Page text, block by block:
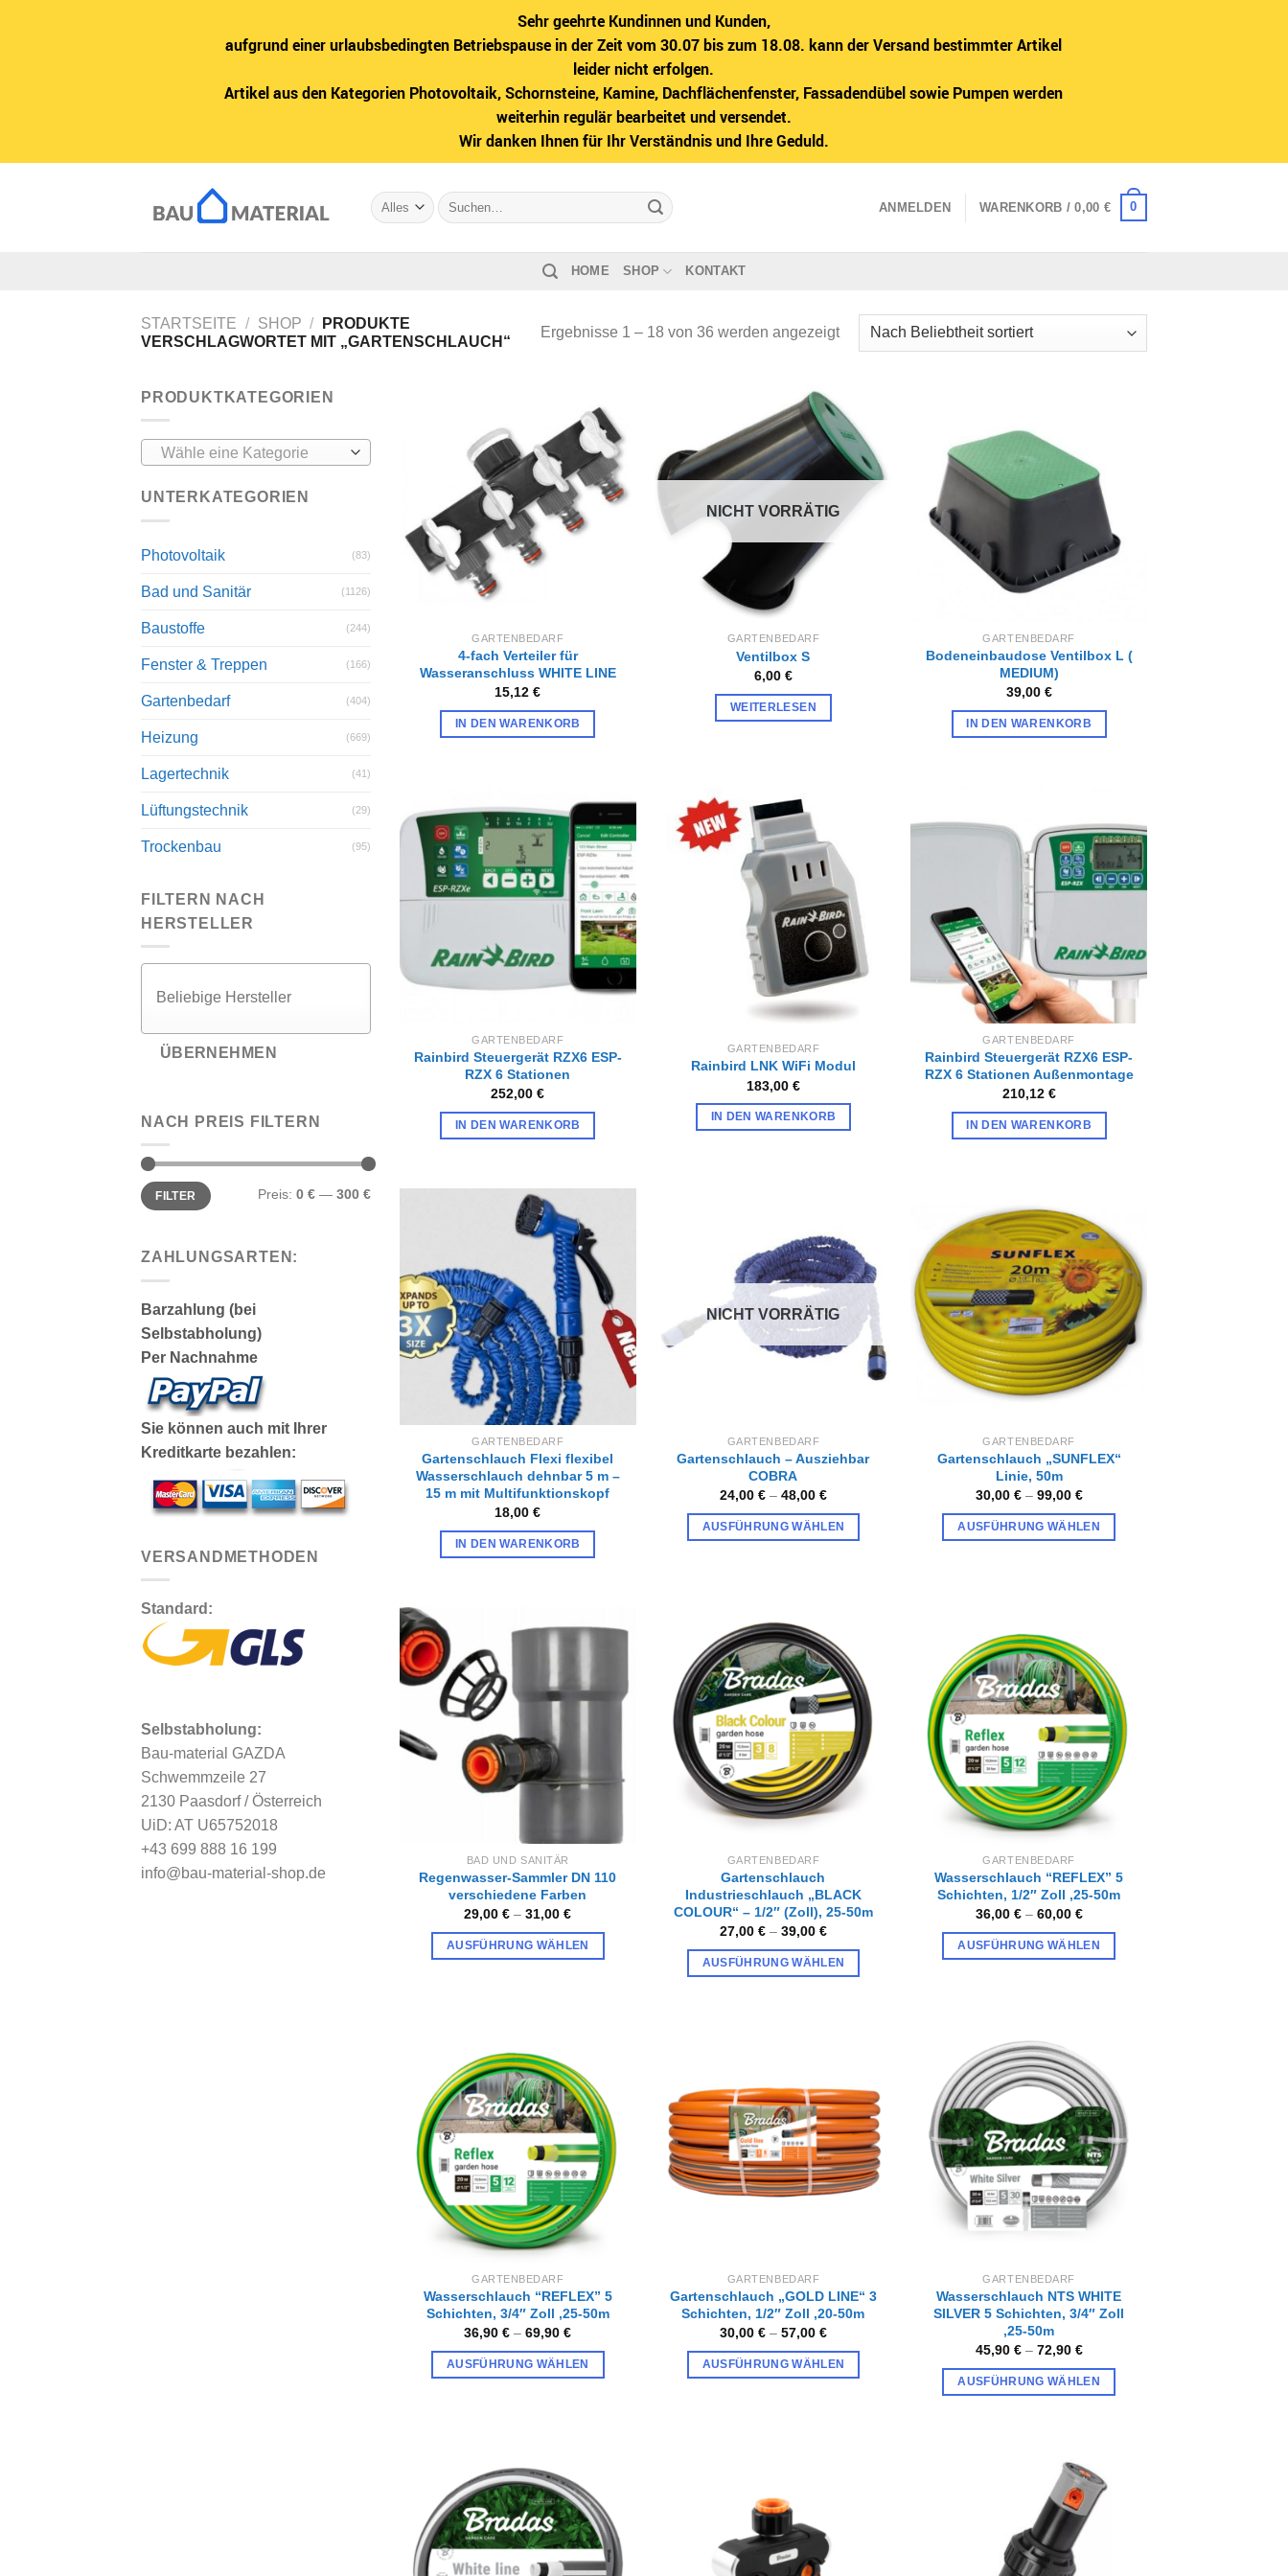
Sehr geehrte Kundinnen und Kunden,
aufgrund einer urlaubsbedingten Betriebspause in der Zeit vom 30.07 bis zum 18.08. kann der Versand bestimmter Artikel
leider nicht erfolgen.
Artikel aus den Kategorien Photovoltaik, Schornsteine, Kamine, Dachflächenfenster, Fassadendübel sowie Pumpen werden
weiterhin regulär bearbeitet und versendet.
Wir danken Ihnen für Ihr Verständnis und Ihre Geduld.
Suche
nach:
ANMELDEN WARENKORB /0,00 € 0
HOME SHOP KONTAKT
STARTSEITE / SHOP /
PRODUKTE
VERSCHLAGWORTET MIT „GARTENSCHLAUCH“
Ergebnisse 1 – 18 von 36 werden angezeigtNach
Beliebtheit
PRODUKTKATEGORIEN
Wähle eine Kategorie
UNTERKATEGORIEN
Photovoltaik (83)
Bad und Sanitär (1126)
Baustoffe (244)
Fenster & Treppen (166)
Gartenbedarf (404)
Heizung (669)
Lagertechnik (41)
Lüftungstechnik (29)
Trockenbau (95)
FILTERN NACH
HERSTELLER
ÜBERNEHMEN
NACH PREIS FILTERN
Min.
Preis
Max.
PreisFILTER Preis: 0 € — 300 €
ZAHLUNGSARTEN:
Barzahlung (bei
Selbstabholung)
Per Nachnahme
Sie können auch mit Ihrer
Kreditkarte bezahlen:
VERSANDMETHODEN
Standard:
Selbstabholung:
Bau-material GAZDA
Schwemmzeile 27
2130 Paasdorf / Österreich
UiD: AT U65752018
+43 699 888 16 199
info@bau-material-shop.de
Wunschliste
hinzufügen
GARTENBEDARF
4-fach Verteiler für
Wasseranschluss WHITE LINE
15,12€
IN DEN WARENKORB
Zur
Wunschliste
hinzufügen
NICHT VORRÄTIG
GARTENBEDARF
Ventilbox S
6,00 €
WEITERLESEN
Wunschliste
hinzufügen
GARTENBEDARF
Bodeneinbaudose Ventilbox L (
MEDIUM)
39,00 €
IN DEN WARENKORB
Zur
Wunschliste
hinzufügen
GARTENBEDARF
Rainbird Steuergerät RZX6 ESP-
RZX 6 Stationen
252,00€
IN DEN WARENKORB
Wunschliste
hinzufügen
GARTENBEDARF
Rainbird LNK WiFi Modul
183,00 €
IN DEN WARENKORB
Zur
Wunschliste
hinzufügen
GARTENBEDARF
Rainbird Steuergerät RZX6 ESP-
RZX 6 Stationen Außenmontage
210,12 €
IN DEN WARENKORB
Zur
Wunschliste
hinzufügen
GARTENBEDARF
Gartenschlauch Flexi flexibel
Wasserschlauch dehnbar 5 m –
15 m mit Multifunktionskopf
18,00€
IN DEN WARENKORB
Zur
Wunschliste
hinzufügen
NICHT VORRÄTIG
GARTENBEDARF
Gartenschlauch – Ausziehbar
COBRA
24,00 €– 48,00 €
AUSFÜHRUNG WÄHLEN
Varianten
auf.
Die
Optionen
können
auf
der
Produktseite
gewählt
Zur
Wunschliste
hinzufügen
GARTENBEDARF
Gartenschlauch „SUNFLEX“
Linie, 50m
30,00 €– 99,00 €
AUSFÜHRUNG WÄHLEN
Varianten
auf.
Die
Optionen
können
auf
der
Produktseite
gewählt
werden
hinzufügen
BAD UND SANITÄR
Regenwasser-Sammler DN 110
verschiedene Farben
29,00€ –31,00€
AUSFÜHRUNG WÄHLEN
Varianten
auf.
Die
Optionen
können
auf
der
Produktseite
gewählt
werden
Zur
Wunschliste
hinzufügen
GARTENBEDARF
Gartenschlauch
Industrieschlauch „BLACK
COLOUR“ – 1/2″ (Zoll), 25-50m
27,00 €– 39,00 €
AUSFÜHRUNG WÄHLEN
auf.
Die
Optionen
können
auf
werden
Zur
Wunschliste
hinzufügen
GARTENBEDARF
Wasserschlauch “REFLEX” 5
Schichten, 1/2″ Zoll ,25-50m
36,00 €– 60,00 €
AUSFÜHRUNG WÄHLEN
Varianten
auf.
Optionen
können
auf
der
Produktseite
Zur
Wunschliste
hinzufügen
GARTENBEDARF
Wasserschlauch “REFLEX” 5
Schichten, 3/4″ Zoll ,25-50m
36,90€ –69,90€
AUSFÜHRUNG WÄHLEN
Varianten
auf.
Die
Optionen
können
Wunschliste
hinzufügen
GARTENBEDARF
Gartenschlauch „GOLD LINE“ 3
Schichten, 1/2″ Zoll ,20-50m
30,00 €– 57,00 €
AUSFÜHRUNG WÄHLEN
auf.
Die
Optionen
können
Zur
Wunschliste
hinzufügen
GARTENBEDARF
Wasserschlauch NTS WHITE
SILVER 5 Schichten, 3/4″ Zoll
,25-50m
45,90 €– 72,90 €
AUSFÜHRUNG WÄHLEN
mehrere
Varianten
auf.
Die
Optionen
Zur
Wunschliste
hinzufügen
Zur
Wunschliste
hinzufügen